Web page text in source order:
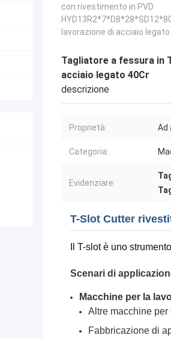
con rivestimento in PVD
lavorazione di acciaio legato
Tagliatore a fessura in
acciaio legato 40Cr
descrizione
Proprietà: Ad
Categoria:
Evidenziare:
T-Slot Cutter
Il T-slot è uno
Scenari di
Macchine per la
Altre macchine
Fabbricazione di